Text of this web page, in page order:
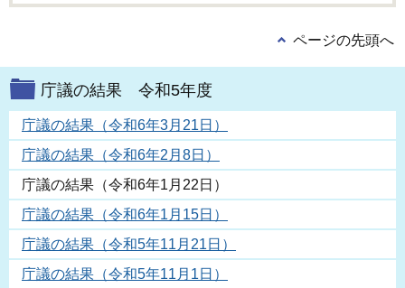
ページの先頭へ
庁議の結果 令和5年度
庁議の結果（令和6年3月21日）
庁議の結果（令和6年2月8日）
庁議の結果（令和6年1月22日）
庁議の結果（令和6年1月15日）
庁議の結果（令和5年11月21日）
庁議の結果（令和5年11月1日）